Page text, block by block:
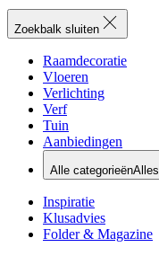
Zoekbalk sluiten
Raamdecoratie
Vloeren
Verlichting
Verf
Tuin
Aanbiedingen
Alle categorieënAlles
Inspiratie
Klusadvies
Folder & Magazine